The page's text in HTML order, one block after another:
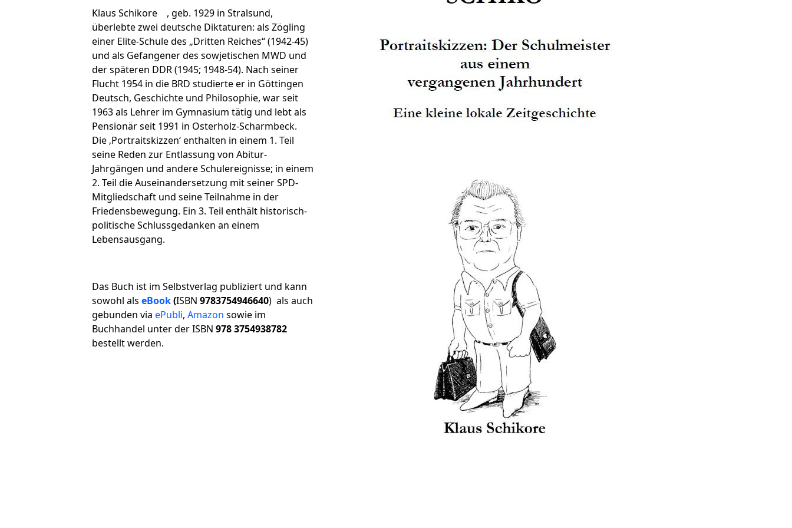
Klaus Schikore , geb. 1929 in Stralsund,
überlebte zwei deutsche Diktaturen: als Zögling
einer Elite-Schule des „Dritten Reiches“ (1942-45)
und als Gefangener des sowjetischen MWD und
der späteren DDR (1945; 1948-54). Nach seiner
Flucht 1954 in die BRD studierte er in Göttingen
Deutsch, Geschichte und Philosophie, war seit
1963 als Lehrer im Gymnasium tätig und lebt als
Pensionär seit 1991 in Osterholz-Scharmbeck.
Die ‚Portraitskizzen‘ enthalten in einem 1. Teil
seine Reden zur Entlassung von Abitur-
Jahrgängen und andere Schulereignisse; in einem
2. Teil die Auseinandersetzung mit seiner SPD-
Mitgliedschaft und seine Teilnahme in der
Friedensbewegung. Ein 3. Teil enthält historisch-
politische Schlussgedanken an einem
Lebensausgang.
Das Buch ist im Selbstverlag publiziert und kann
sowohl als eBook(ISBN 9783754946640) als auch
gebunden via ePubli, Amazon sowie im
Buchhandel unter der ISBN 978 3754938782
bestellt werden.